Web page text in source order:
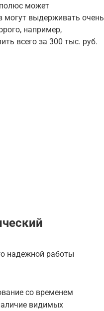
может
могут выдерживать очень
например,
всего за 300 тыс. руб.
надежной работы
со временем
видимых